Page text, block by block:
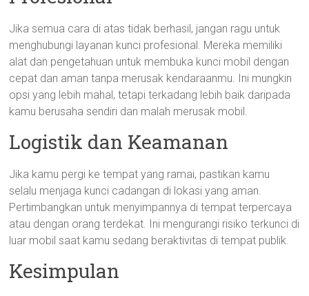
Jika semua cara di atas tidak berhasil, jangan ragu untuk
menghubungi layanan kunci profesional. Mereka memiliki
alat dan pengetahuan untuk membuka kunci mobil dengan
cepat dan aman tanpa merusak kendaraanmu. Ini mungkin
opsi yang lebih mahal, tetapi terkadang lebih baik daripada
kamu berusaha sendiri dan malah merusak mobil.
Logistik dan Keamanan
Jika kamu pergi ke tempat yang ramai, pastikan kamu
selalu menjaga kunci cadangan di lokasi yang aman.
Pertimbangkan untuk menyimpannya di tempat terpercaya
atau dengan orang terdekat. Ini mengurangi risiko terkunci di
luar mobil saat kamu sedang beraktivitas di tempat publik.
Kesimpulan